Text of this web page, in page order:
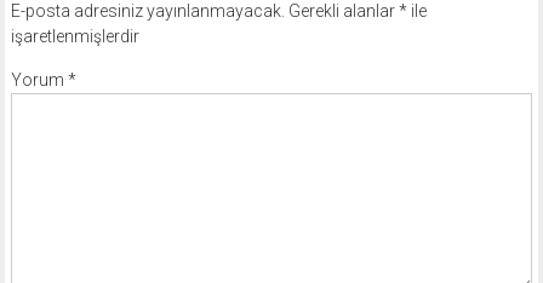
E-posta adresiniz yayınlanmayacak. Gerekli alanlar*ile
işaretlenmişlerdir
Yorum *